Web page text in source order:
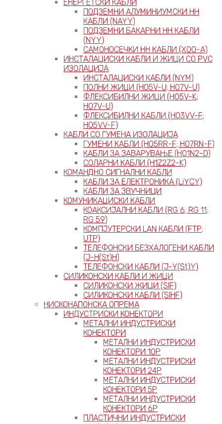
ЕНЕРГЕТСКИ КАБЛИ
ПОДЗЕМНИ АЛУМИНИУМСКИ НН
КАБЛИ (NAYY)
ПОДЗЕМНИ БАКАРНИ НН КАБЛИ
(NYY)
САМОНОСЕЧКИ НН КАБЛИ (X00-A)
ИНСТАЛАЦИСКИ КАБЛИ И ЖИЦИ СО PVC
ИЗОЛАЦИЈА
ИНСТАЛАЦИСКИ КАБЛИ (NYM)
ПОЛНИ ЖИЦИ (H05V-U; H07V-U)
ФЛЕКСИБИЛНИ ЖИЦИ (H05V-K;
H07V-U)
ФЛЕКСИБИЛНИ КАБЛИ (H03VV-F;
H05VV-F)
КАБЛИ СО ГУМЕНА ИЗОЛАЦИЈА
ГУМЕНИ КАБЛИ (H05RR-F; H07RN-F)
КАБЛИ ЗА ЗАВАРУВАЊЕ (H01N2-D)
СОЛАРНИ КАБЛИ (H1Z2Z2-K)
КОМАНДНО СИГНАЛНИ КАБЛИ
КАБЛИ ЗА ЕЛЕКТРОНИКА (LiYCY)
КАБЛИ ЗА ЗВУЧНИЦИ
КОМУНИКАЦИСКИ КАБЛИ
КОАКСИЈАЛНИ КАБЛИ (RG 6; RG 11;
RG 59)
КОМПЈУТЕРСКИ LAN КАБЛИ (FTP;
UTP)
ТЕЛЕФОНСКИ БЕЗХАЛОГЕНИ КАБЛИ
(J-H(St)H)
ТЕЛЕФОНСКИ КАБЛИ (J-Y(St)Y)
СИЛИКОНСКИ КАБЛИ И ЖИЦИ
СИЛИКОНСКИ ЖИЦИ (SIF)
СИЛИКОНСКИ КАБЛИ (SIHF)
НИСКОНАПОНСКА ОПРЕМА
ИНДУСТРИСКИ КОНЕКТОРИ
МЕТАЛНИ ИНДУСТРИСКИ
КОНЕКТОРИ
МЕТАЛНИ ИНДУСТРИСКИ
КОНЕКТОРИ 10P
МЕТАЛНИ ИНДУСТРИСКИ
КОНЕКТОРИ 24P
МЕТАЛНИ ИНДУСТРИСКИ
КОНЕКТОРИ 5P
МЕТАЛНИ ИНДУСТРИСКИ
КОНЕКТОРИ 6P
ПЛАСТИЧНИ ИНДУСТРИСКИ